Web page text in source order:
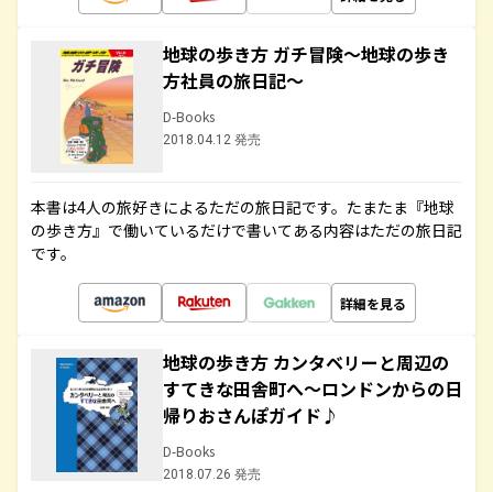
地球の歩き方 ガチ冒険～地球の歩き
方社員の旅日記～
D-Books
2018.04.12 発売
本書は4人の旅好きによるただの旅日記です。たまたま『地球
の歩き方』で働いているだけで書いてある内容はただの旅日記
です。
詳細を見る
地球の歩き方 カンタベリーと周辺の
すてきな田舎町へ～ロンドンからの日
帰りおさんぽガイド♪
D-Books
2018.07.26 発売